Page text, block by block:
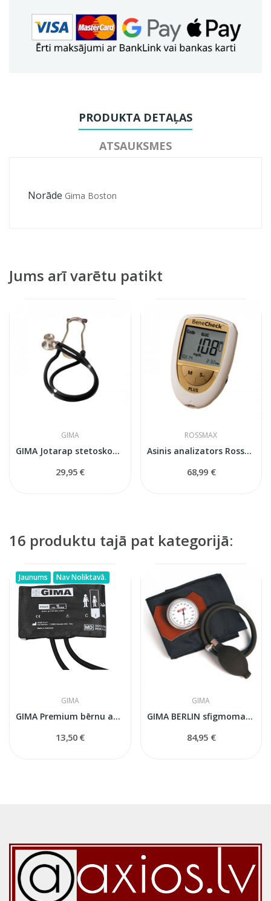
PRODUKTA DETAĻAS
ATSAUKSMES
Norāde Gima Boston
Jums arī varētu patikt
GIMA
GIMA Jotarap stetoskops pediatriskais
29,95 €
ROSSMAX
Asinis analizators Rossmax BeneCheck Plus
68,99 €
16 produktu tajā pat kategorijā:
Jaunums Nav Noliktavā.
GIMA
GIMA Premium bērnu aproce tonometram ar 2...
13,50 €
GIMA
GIMA BERLIN sfigmomanometrs
84,95 €